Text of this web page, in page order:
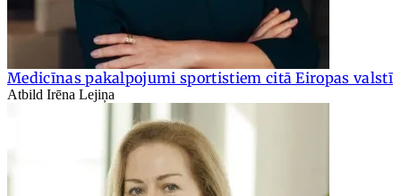
Medicīnas pakalpojumi sportistiem citā Eiropas valstī
Atbild Irēna Lejiņa